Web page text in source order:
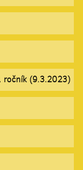
ročník (9.3.2023)